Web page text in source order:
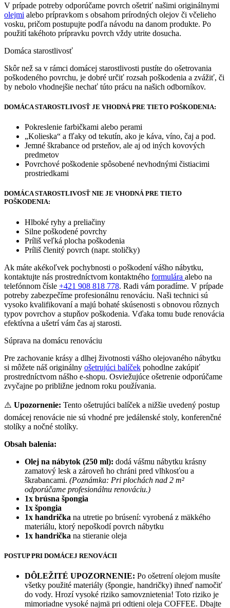
V prípade potreby odporúčame povrch ošetriť našimi originálnymi
olejmi alebo prípravkom s obsahom prírodných olejov či včelieho
vosku, pričom postupujte podľa návodu na danom produkte. Po
použití takéhoto prípravku povrch vždy utrite dosucha.
Domáca starostlivosť
Skôr než sa v rámci domácej starostlivosti pustíte do ošetrovania
poškodeného povrchu, je dobré určiť rozsah poškodenia a zvážiť, či
by nebolo vhodnejšie nechať túto prácu na našich odborníkov.
DOMÁCA STAROSTLIVOSŤ JE VHODNÁ PRE TIETO POŠKODENIA:
Pokreslenie farbičkami alebo perami
„Kolieska“ a fľaky od tekutín, ako je káva, víno, čaj a pod.
Jemné škrabance od prsteňov, ale aj od iných kovových
predmetov
Povrchové poškodenie spôsobené nevhodnými čistiacimi
prostriedkami
DOMÁCA STAROSTLIVOSŤ NIE JE VHODNÁ PRE TIETO
POŠKODENIA:
Hlboké ryhy a preliačiny
Silne poškodené povrchy
Príliš veľká plocha poškodenia
Príliš členitý povrch (napr. stoličky)
Ak máte akékoľvek pochybnosti o poškodení vášho nábytku,
kontaktujte nás prostredníctvom kontaktného formulára alebo na
telefónnom čísle +421 908 818 778. Radi vám poradíme. V prípade
potreby zabezpečíme profesionálnu renováciu. Naši technici sú
vysoko kvalifikovaní a majú bohaté skúsenosti s obnovou rôznych
typov povrchov a stupňov poškodenia. Vďaka tomu bude renovácia
efektívna a ušetrí vám čas aj starosti.
Súprava na domácu renováciu
Pre zachovanie krásy a dlhej životnosti vášho olejovaného nábytku
si môžete náš originálny ošetrujúci balíček pohodlne zakúpiť
prostredníctvom nášho e-shopu. Osviežujúce ošetrenie odporúčame
zvyčajne po približne jednom roku používania.
⚠️ Upozornenie: Tento ošetrujúci balíček a nižšie uvedený postup
domácej renovácie nie sú vhodné pre jedálenské stoly, konferenčné
stolíky a nočné stolíky.
Obsah balenia:
Olej na nábytok (250 ml): dodá vášmu nábytku krásny
zamatový lesk a zároveň ho chráni pred vlhkosťou a
škrabancami. (Poznámka: Pri plochách nad 2 m²
odporúčame profesionálnu renováciu.)
1x brúsna špongia
1x špongia
1x handrička na utretie po brúsení: vyrobená z mäkkého
materiálu, ktorý nepoškodí povrch nábytku
1x handrička na stieranie oleja
POSTUP PRI DOMÁCEJ RENOVÁCII
DÔLEŽITÉ UPOZORNENIE: Po ošetrení olejom musíte
všetky použité materiály (špongie, handričky) ihneď namočiť
do vody. Hrozí vysoké riziko samovznietenia! Toto riziko je
mimoriadne vysoké najmä pri odtieni oleja COFFEE. Dbajte